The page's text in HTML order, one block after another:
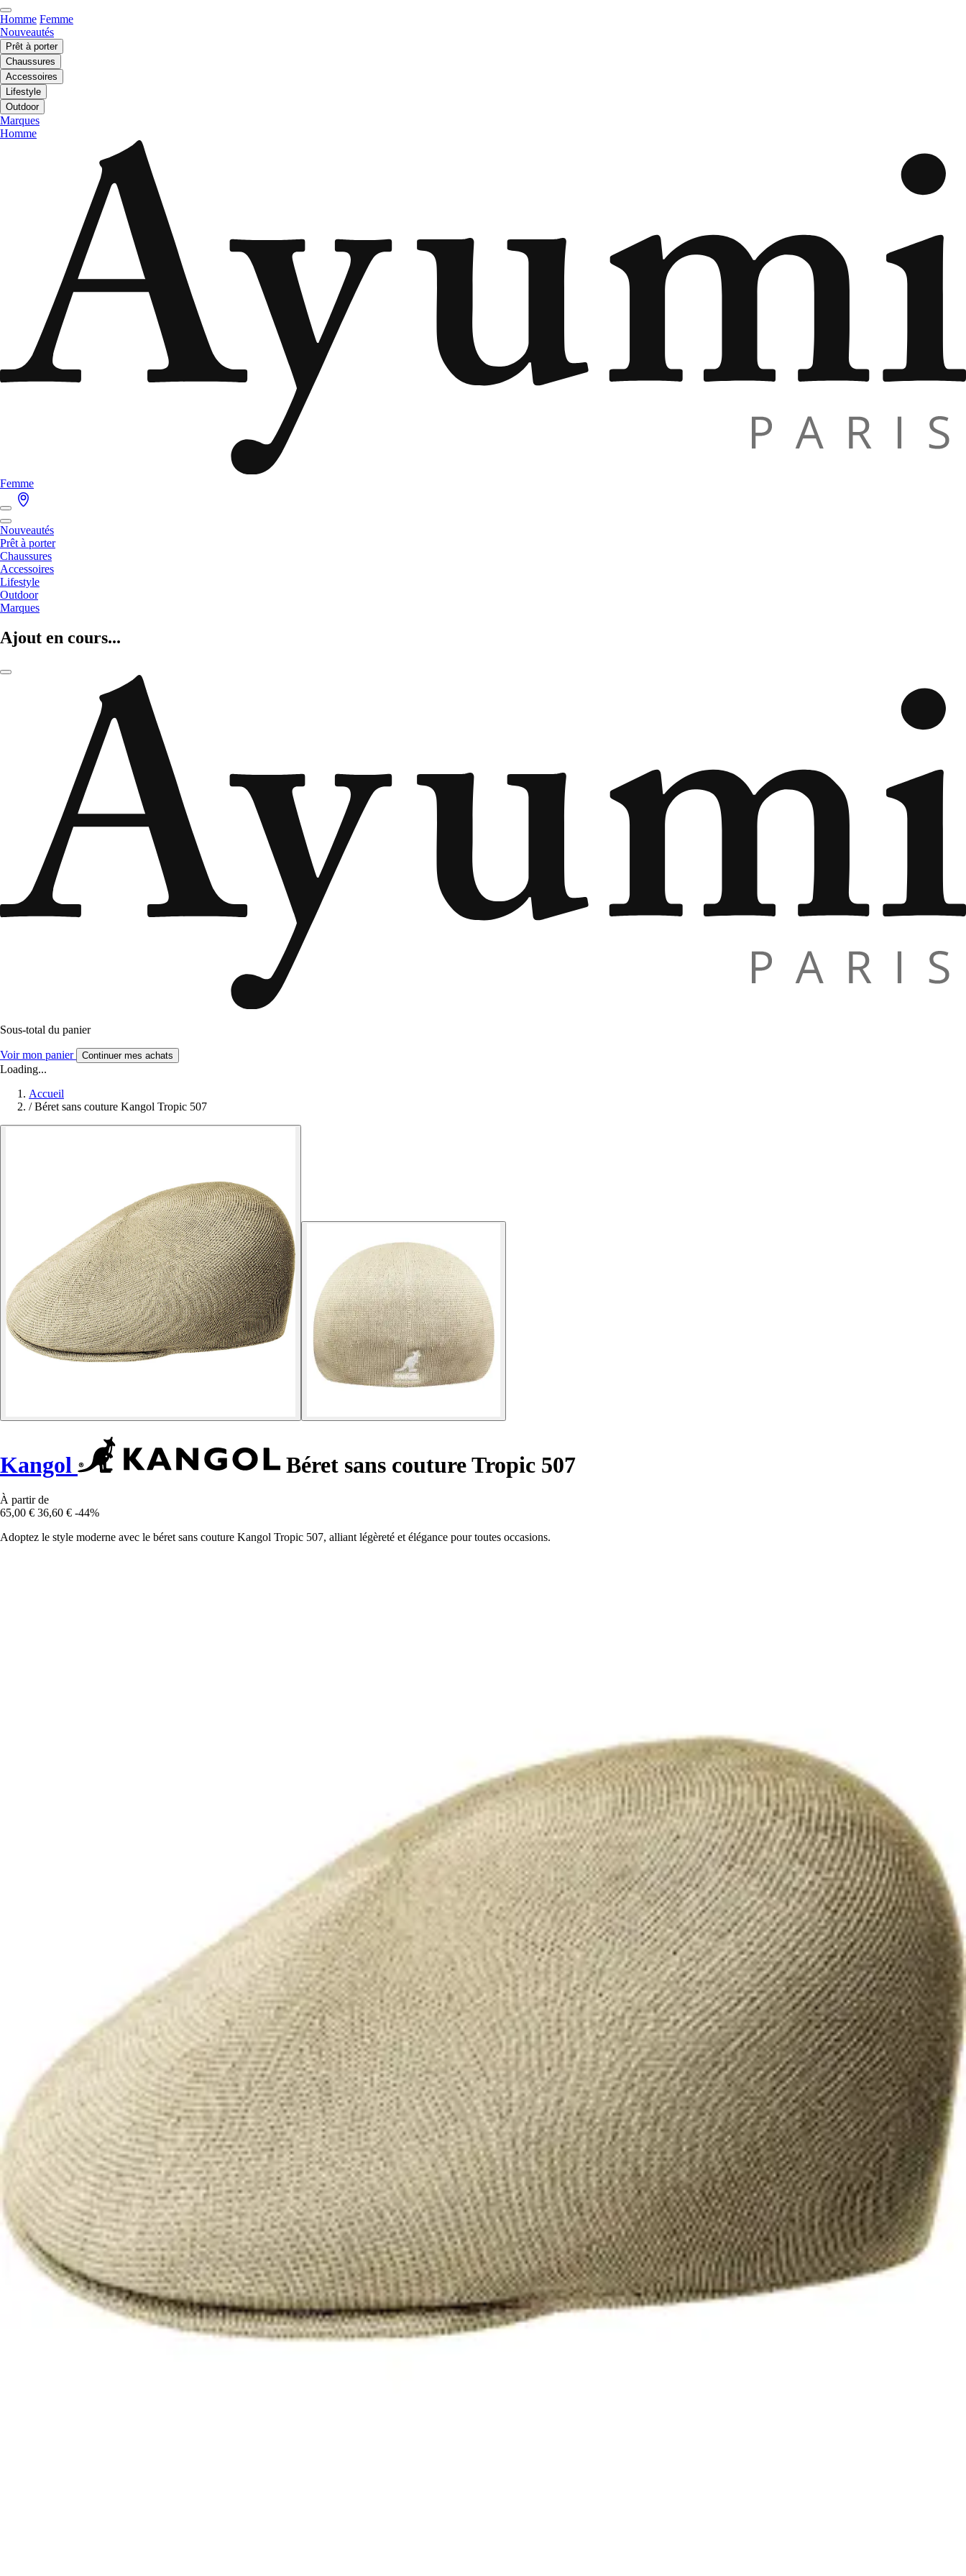
Homme Femme
Nouveautés
Prêt à porter
Chaussures
Accessoires
Lifestyle
Outdoor
Marques
Homme
Femme
Nouveautés
Prêt à porter
Chaussures
Accessoires
Lifestyle
Outdoor
Marques
Ajout en cours...
Sous-total du panier
Voir mon panier Continuer mes achats
Loading...
Accueil
/ Béret sans couture Kangol Tropic 507
Kangol Béret sans couture Tropic 507
À partir de
65,00 € 36,60 € -44%
Adoptez le style moderne avec le béret sans couture Kangol Tropic 507, alliant légèreté et élégance pour toutes occasions.